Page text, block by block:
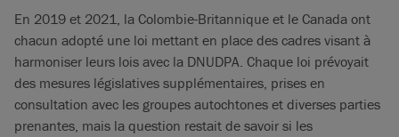
En 2019 et 2021, la Colombie-Britannique et le Canada ont
chacun adopté une loi mettant en place des cadres visant à
harmoniser leurs lois avec la DNUDPA. Chaque loi prévoyait
des mesures législatives supplémentaires, prises en
consultation avec les groupes autochtones et diverses parties
prenantes, mais la question restait de savoir si les